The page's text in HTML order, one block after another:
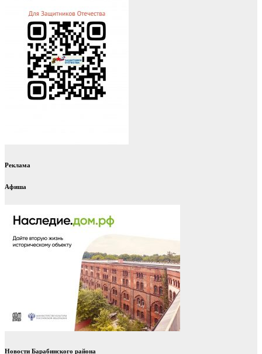
Реклама
Афиша
Новости Барабинского района